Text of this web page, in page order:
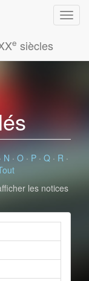
e siècles
· N · O · P · Q · R ·
les notices